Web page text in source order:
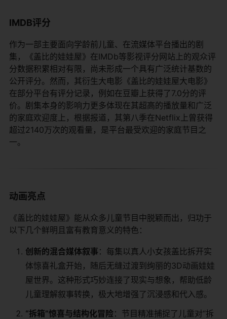
IMDB评分
作为一部主要面向学龄前儿童、在流媒体平台播出的剧
集，《盖比的娃娃屋》在IMDb等影视评分网站上的观众评
分数据积累相对有限，尚未形成一个具有广泛统计基数的
公开评分。然而，其衍生大电影《盖比的娃娃屋大电影》
在部分平台有评分记录，例如在豆瓣上获得了7.0分的评
价。剧集本身的影响力更多体现在其超高的播放量和广泛
的家庭欢迎度上，根据报道，其第八季在Netflix上曾获得
超过2140万次的观看量，是平台最受欢迎的家庭节目之
一。
动画亮点
《盖比的娃娃屋》能从众多儿童节目中脱颖而出，归功于
以下几个鲜明且富有教育意义的特色：
创新的混合媒体叙事 ：每集以真人小女孩盖比拆开实
体惊喜礼盒开始，随后无缝过渡到绚丽的3D动画娃娃
屋世界。这种形式巧妙连接了现实与想象，帮助低龄
儿童理解叙事转换，极大地增强了沉浸感和代入感。
“拆箱”惊喜与结构化冒险 ：节目精准捕捉了儿童对“拆